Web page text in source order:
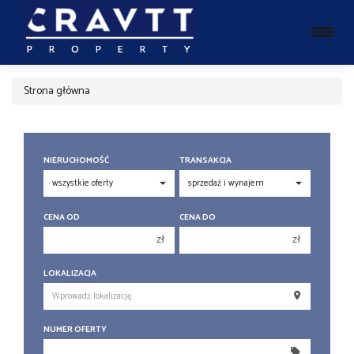
Strona główna
NIERUCHOMOŚĆ TRANSAKCJA
CENA OD
zł
250 000 zł
300 000 zł
CENA DO
zł
250 000 zł
300 000 zł
LOKALIZACJA
NUMER OFERTY